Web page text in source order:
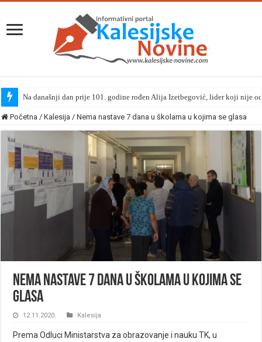
Na današnji dan prije 101. godine rođen Alija Izetbegović, lider koji nije
Početna / Kalesija / Nema nastave 7 dana u školama u kojima se glasa
Nema nastave 7 dana u školama u kojima se
glasa
12.11.2020. Kalesija
Prema Odluci Ministarstva za obrazovanje i nauku TK, u